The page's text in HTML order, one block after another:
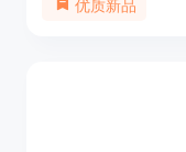
信息丰富，定位
优质新品